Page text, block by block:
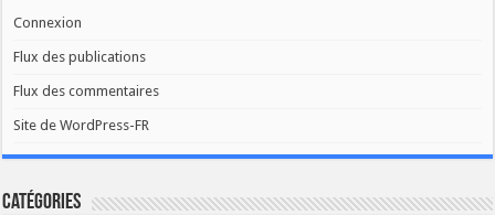
Connexion
Flux des publications
Flux des commentaires
Site de WordPress-FR
Catégories